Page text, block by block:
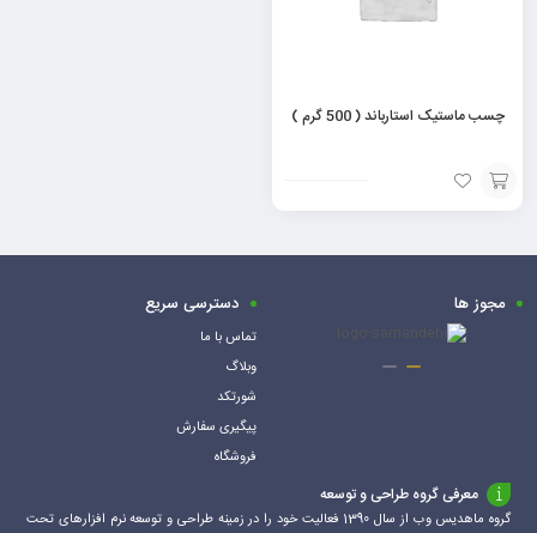
چسب ماستیک استارباند ( 500 گرم )
افزودن
به
مجوز ها دسترسی سریع
تماس با ما
وبلاگ
شورتکد
پیگیری سفارش
فروشگاه
معرفی گروه طراحی و توسعه
گروه ماهدیس وب از سال 1390 فعالیت خود را در زمینه طراحی و توسعه نرم افزارهای تحت